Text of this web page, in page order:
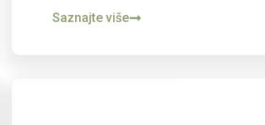
Saznajte više